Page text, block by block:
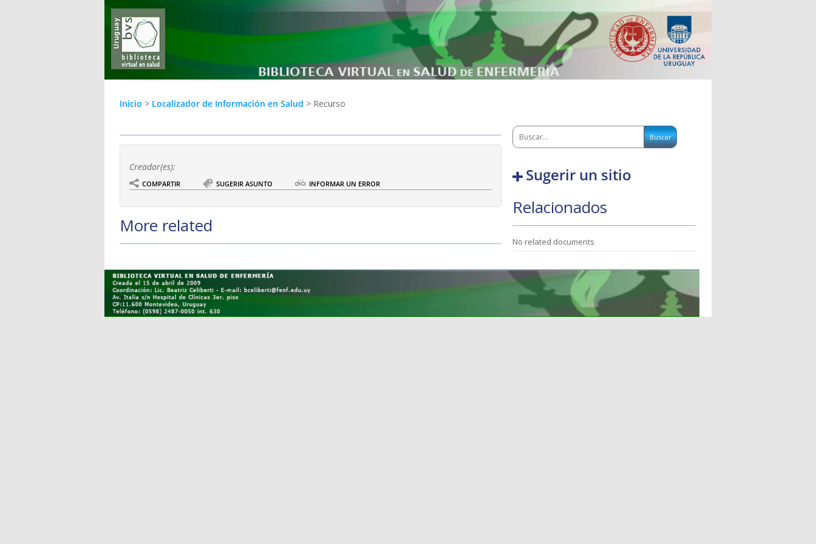
Inicio > Localizador de Información en Salud > Recurso
Creador(es):
COMPARTIR SUGERIR ASUNTO INFORMAR UN ERROR
More related
Sugerir un sitio
Relacionados
No related documents